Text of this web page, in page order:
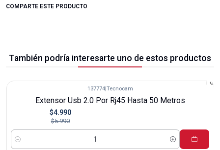
COMPARTE ESTE PRODUCTO
También podría interesarte uno de estos productos
137774| Tecnocam
Extensor Usb 2.0 Por Rj45 Hasta 50 Metros
$4.990
$5.990
Cantidad